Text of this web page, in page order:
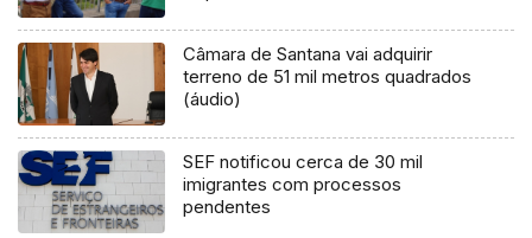
Câmara de Santana vai adquirir
terreno de 51 mil metros quadrados
(áudio)
SEF notificou cerca de 30 mil
imigrantes com processos
pendentes